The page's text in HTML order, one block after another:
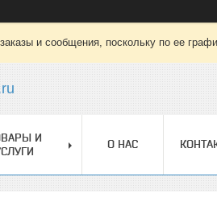
и сообщения, поскольку по ее
И
О НАС